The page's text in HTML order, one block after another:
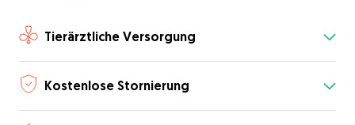
Tierärztliche Versorgung
Kostenlose Stornierung